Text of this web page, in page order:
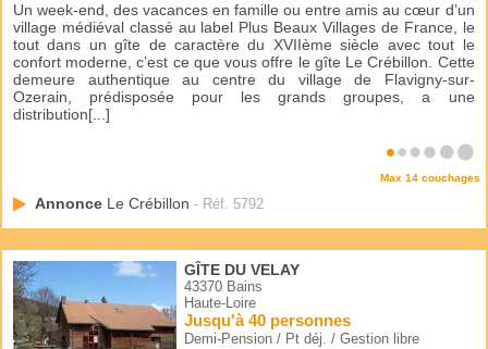
Un week-end, des vacances en famille ou entre amis au cœur d’un
village médiéval classé au label Plus Beaux Villages de France, le
tout dans un gîte de caractère du XVIIème siècle avec tout le
confort moderne, c’est ce que vous offre le gîte Le Crébillon. Cette
demeure authentique au centre du village de Flavigny-sur-
Ozerain, prédisposée pour les grands groupes, a une
distribution[...]
Max 14 couchages
Annonce Le Crébillon - Réf. 5792
GÎTE DU VELAY
43370 Bains
Haute-Loire
Jusqu'à 40 personnes
Demi-Pension / Pt déj. / Gestion libre